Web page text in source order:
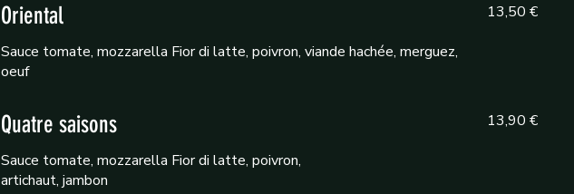
Oriental
Sauce tomate, mozzarella Fior di latte, poivron, viande hachée, merguez,
oeuf
13,50 €
Quatre saisons
Sauce tomate, mozzarella Fior di latte, poivron,
artichaut, jambon
13,90 €